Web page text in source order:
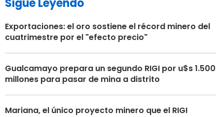
Exportaciones: el oro sostiene el récord minero del
cuatrimestre por el "efecto precio"
Gualcamayo prepara un segundo RIGI por u$s 1.500
millones para pasar de mina a distrito
Mariana, el único proyecto minero que el RIGI